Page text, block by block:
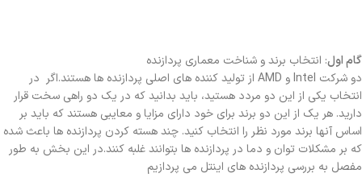
گام اول: انتخاب برند و شناخت معماری پردازنده
دو شرکت Intel و AMD از تولید کننده های اصلی پردازنده ها هستند.اگر در
انتخاب یکی از این دو مردد هستید، باید بدانید که در یک دو راهی سخت قرار
دارید. هر یک از این دو برند برای خود دارای مزایا و معایبی هستند که باید بر
اساس آنها برند مورد نظر را انتخاب کنید. چند هسته کردن پردازنده ها باعث شده
که بر مشکلات توان و دما در پردازنده ها بتوانند غلبه کنند.در این بخش به طور
مفصل به بررسی پردازنده های اینتل می پردازیم